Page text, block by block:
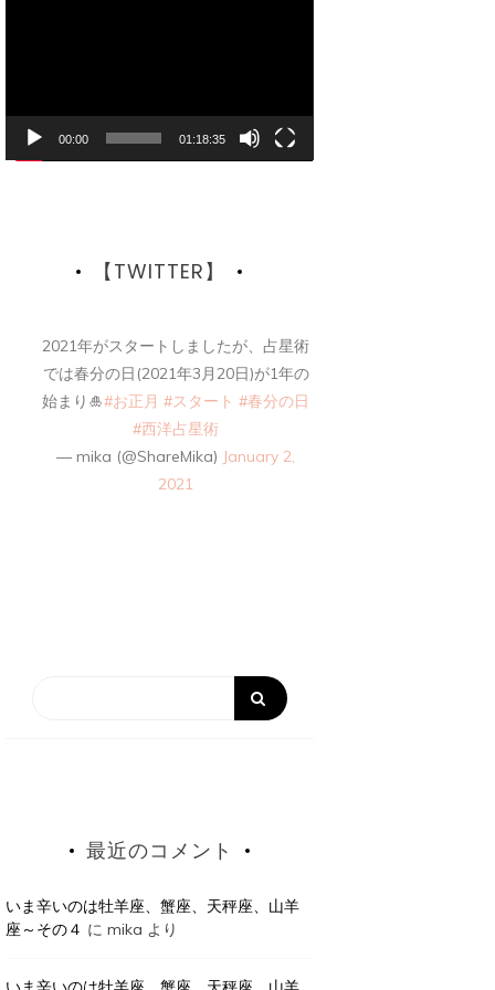
ヤ
00:00 01:18:35
【TWITTER】
2021年がスタートしましたが、占星術
では春分の日(2021年3月20日)が1年の
始まり🎍#お正月 #スタート #春分の日
#西洋占星術
— mika (@ShareMika) January 2,
2021
最近のコメント
いま辛いのは牡羊座、蟹座、天秤座、山羊
座～その４ にmika より